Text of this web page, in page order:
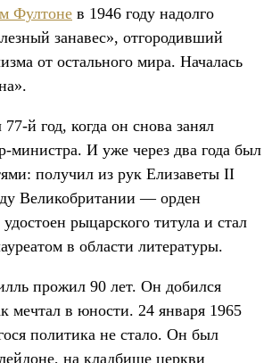
Фултоне в 1946 году надолго
занавес», отгородивший
от остального мира. Началась
й год, когда он снова занял
министра. И уже через два года был
получил из рук Елизаветы II
Великобритании — орден
рыцарского титула и стал
в области литературы.
прожил 90 лет. Он добился
мечтал в юности. 24 января 1965
политика не стало. Он был
на кладбище церкви